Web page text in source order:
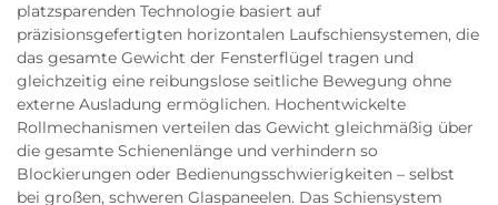
platzsparenden Technologie basiert auf
präzisionsgefertigten horizontalen Laufschiensystemen, die
das gesamte Gewicht der Fensterflügel tragen und
gleichzeitig eine reibungslose seitliche Bewegung ohne
externe Ausladung ermöglichen. Hochentwickelte
Rollmechanismen verteilen das Gewicht gleichmäßig über
die gesamte Schienenlänge und verhindern so
Blockierungen oder Bedienungsschwierigkeiten – selbst
bei großen, schweren Glaspaneelen. Das Schiensystem